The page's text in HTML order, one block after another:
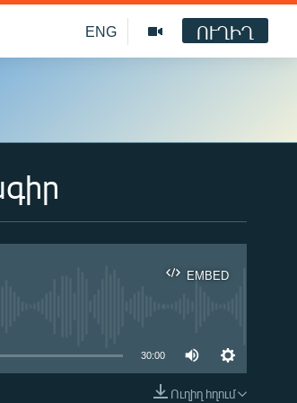
ENG ՈՒՂԻՂ
EMBED
30:00
Ուղիղ հղում